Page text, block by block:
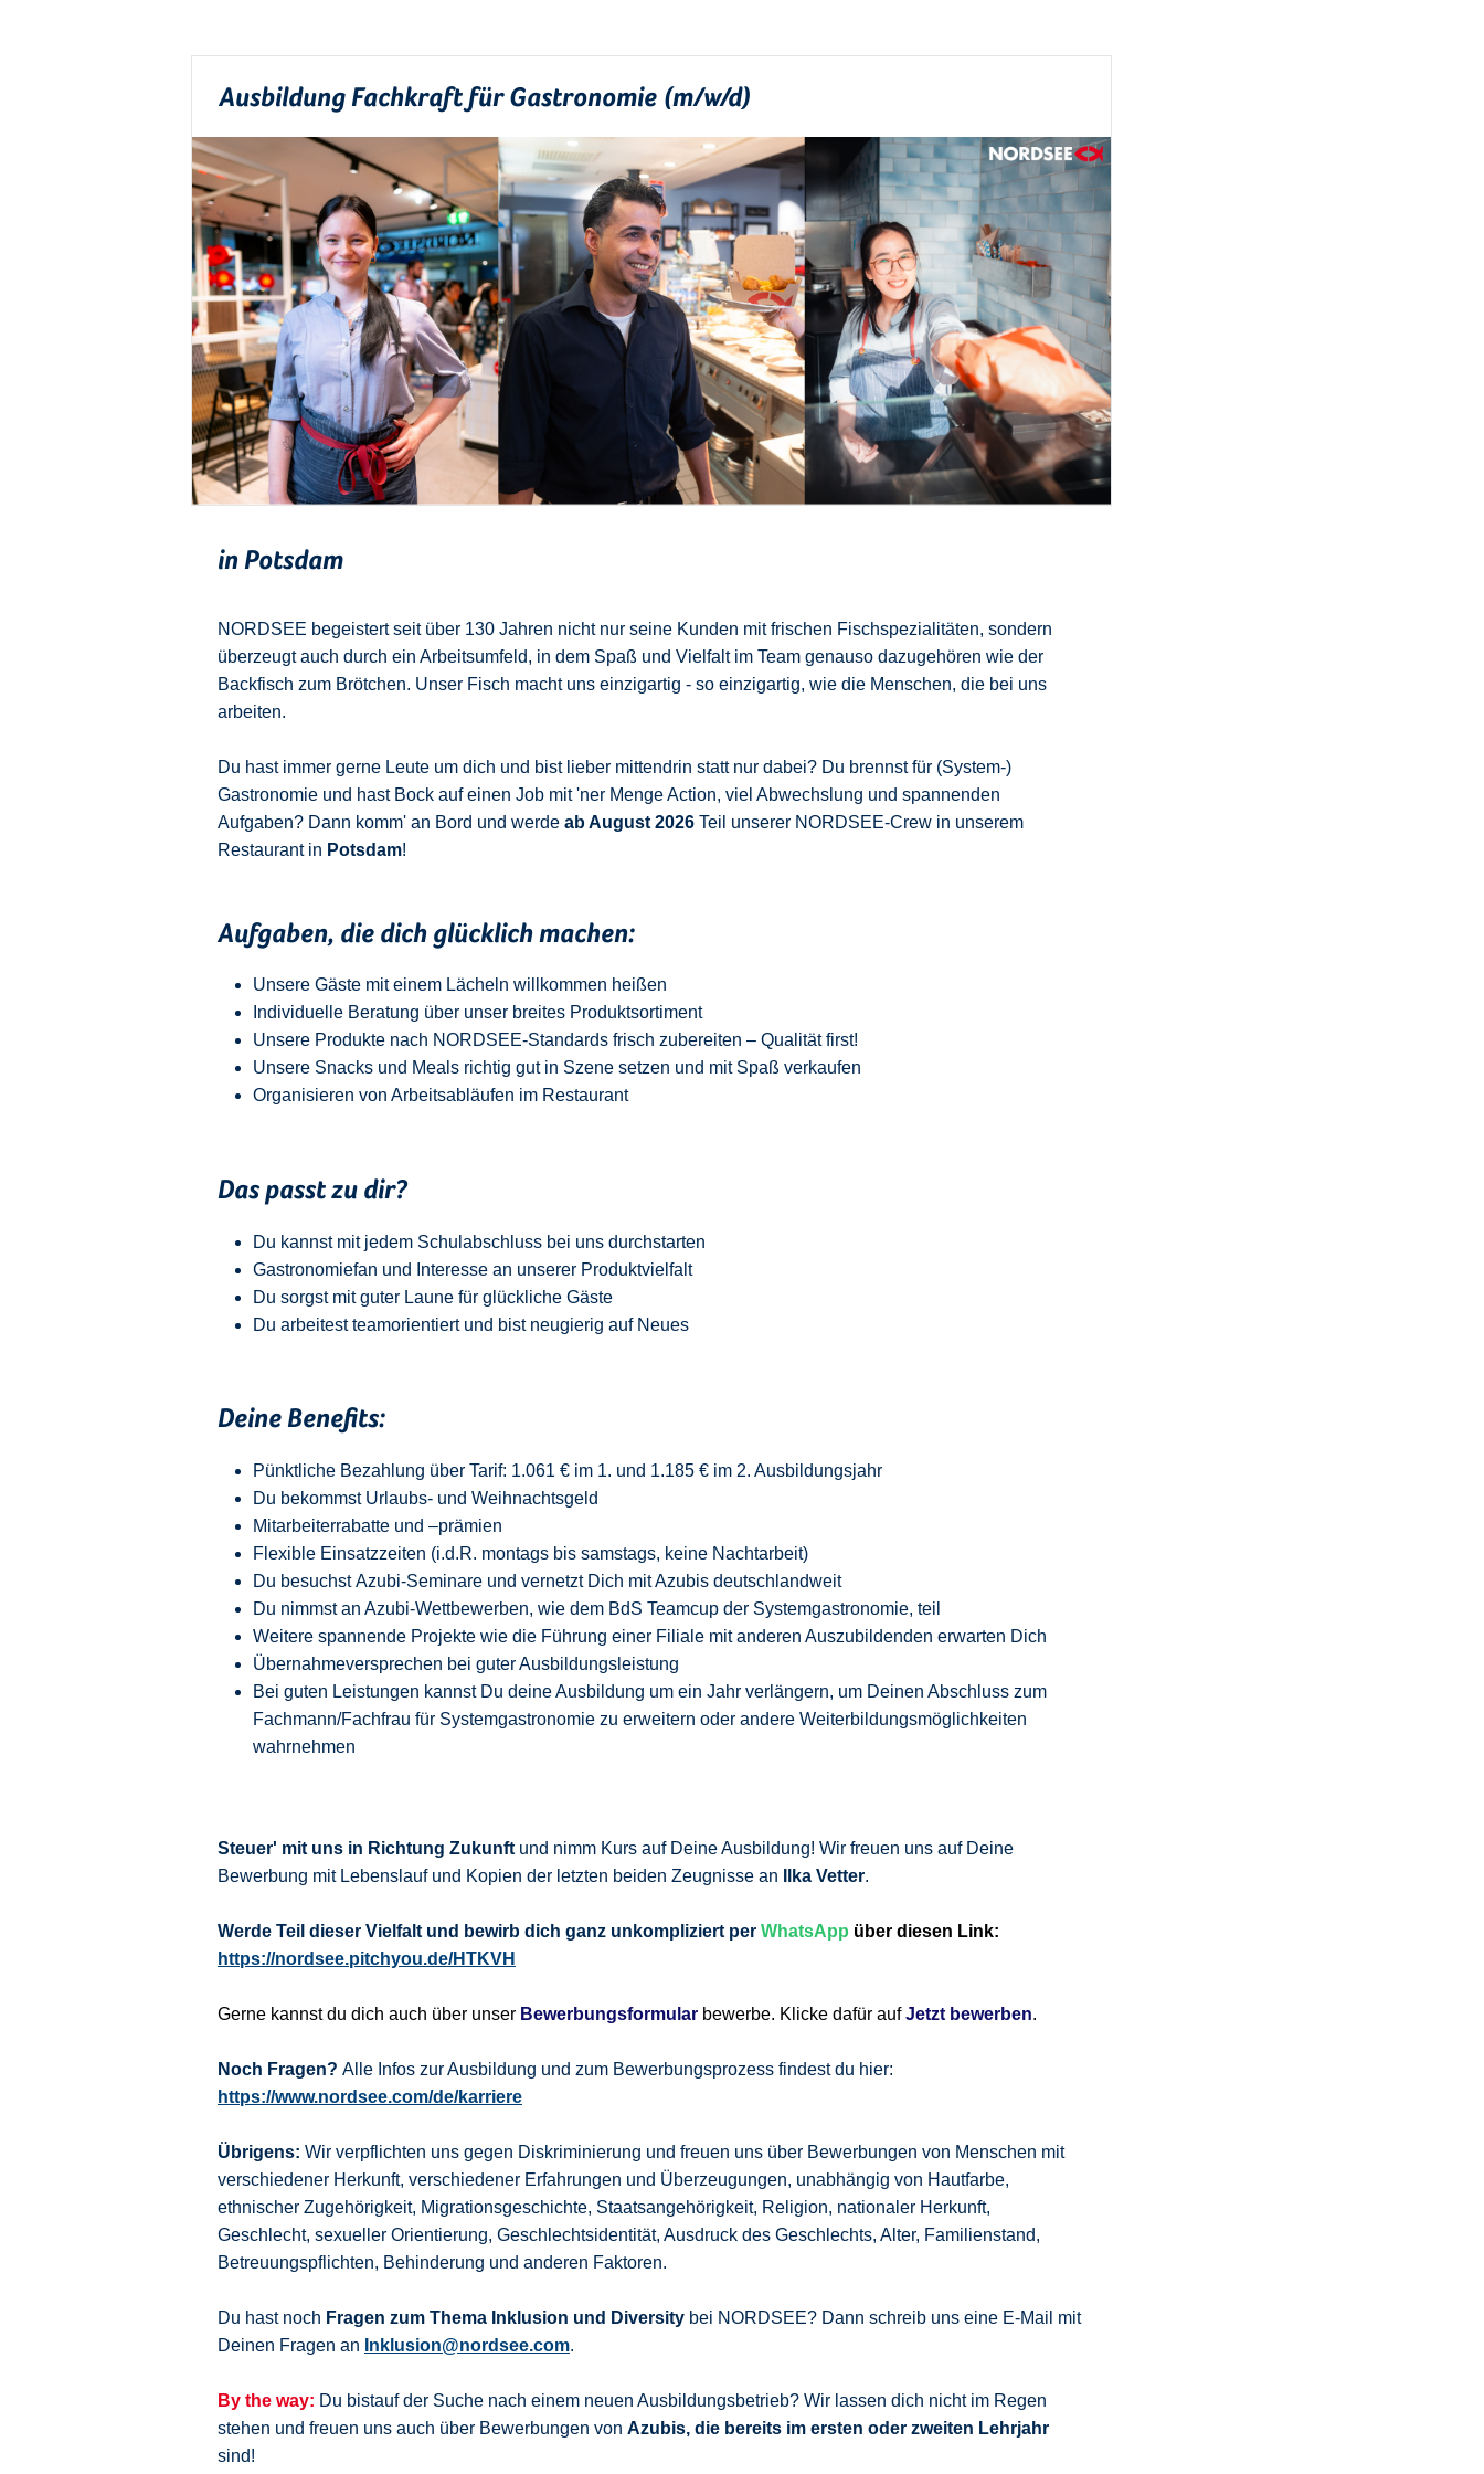
Ausbildung Fachkraft für Gastronomie (m/w/d)
in Potsdam
NORDSEE begeistert seit über 130 Jahren nicht nur seine Kunden mit frischen Fischspezialitäten, sondern
überzeugt auch durch ein Arbeitsumfeld, in dem Spaß und Vielfalt im Team genauso dazugehören wie der
Backfisch zum Brötchen. Unser Fisch macht uns einzigartig - so einzigartig, wie die Menschen, die bei uns
arbeiten.
Du hast immer gerne Leute um dich und bist lieber mittendrin statt nur dabei? Du brennst für (System-)
Gastronomie und hast Bock auf einen Job mit 'ner Menge Action, viel Abwechslung und spannenden
Aufgaben? Dann komm' an Bord und werde ab August 2026 Teil unserer NORDSEE-Crew in unserem
Restaurant in Potsdam!
Aufgaben, die dich glücklich machen:
Unsere Gäste mit einem Lächeln willkommen heißen
Individuelle Beratung über unser breites Produktsortiment
Unsere Produkte nach NORDSEE-Standards frisch zubereiten – Qualität first!
Unsere Snacks und Meals richtig gut in Szene setzen und mit Spaß verkaufen
Organisieren von Arbeitsabläufen im Restaurant
Das passt zu dir?
Du kannst mit jedem Schulabschluss bei uns durchstarten
Gastronomiefan und
Interesse an unserer Produktvielfalt
Du sorgst mit guter Laune für glückliche Gäste
Du arbeitest teamorientiert und bist neugierig auf Neues
Deine Benefits:
Pünktliche Bezahlung über Tarif: 1.061 € im 1. und 1.185 € im 2. Ausbildungsjahr
Du bekommst Urlaubs- und Weihnachtsgeld
Mitarbeiterrabatte und –prämien
Flexible Einsatzzeiten (i.d.R. montags bis samstags, keine Nachtarbeit)
Du besuchst Azubi-Seminare und vernetzt Dich mit Azubis deutschlandweit
Du nimmst an Azubi-Wettbewerben, wie dem BdS Teamcup der Systemgastronomie, teil
Weitere spannende Projekte wie die Führung einer Filiale mit anderen Auszubildenden erwarten Dich
Übernahmeversprechen bei guter Ausbildungsleistung
Bei guten Leistungen kannst Du deine Ausbildung um ein Jahr verlängern, um Deinen Abschluss zum
Fachmann/Fachfrau für Systemgastronomie zu erweitern oder andere Weiterbildungsmöglichkeiten
wahrnehmen
Steuer' mit uns in Richtung Zukunft und nimm Kurs auf Deine Ausbildung! Wir freuen uns auf Deine
Bewerbung mit Lebenslauf und Kopien der letzten beiden Zeugnisse an
Ilka Vetter.
Werde Teil dieser Vielfalt und bewirb dich ganz unkompliziert per WhatsApp über diesen Link:
https://nordsee.pitchyou.de/HTKVH
Gerne kannst du dich auch über unser Bewerbungsformular bewerbe. Klicke dafür aufJetzt bewerben.
Noch Fragen? Alle Infos zur Ausbildung und zum Bewerbungsprozess findest du hier:
https://www.nordsee.com/de/karriere
Übrigens: Wir verpflichten uns gegen Diskriminierung und freuen uns über Bewerbungen von Menschen mit
verschiedener Herkunft, verschiedener Erfahrungen und Überzeugungen, unabhängig von Hautfarbe,
ethnischer Zugehörigkeit, Migrationsgeschichte, Staatsangehörigkeit, Religion, nationaler Herkunft,
Geschlecht, sexueller Orientierung, Geschlechtsidentität, Ausdruck des Geschlechts, Alter, Familienstand,
Betreuungspflichten, Behinderung und anderen Faktoren.
Du hast noch Fragen zum Thema Inklusion und Diversity bei NORDSEE? Dann schreib uns eine E-Mail mit
Deinen Fragen an Inklusion@nordsee.com.
By the way: Du bistauf der Suche nach einem neuen Ausbildungsbetrieb? Wir lassen dich nicht im Regen
stehen und freuen uns auch über Bewerbungen von Azubis, die bereits im ersten oder zweiten Lehrjahr
sind!